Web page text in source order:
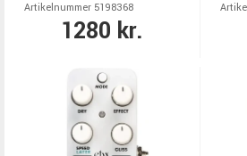
Artikelnummer 5198368
1280 kr.